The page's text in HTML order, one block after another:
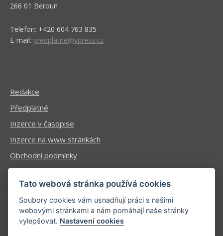
266 01 Beroun
Telefon: +420 604 763 835
E-mail: predplatne@vpress.cz
Redakce
Předplatné
Inzerce v časopise
Inzerce na www stránkách
Obchodní podmínky
Ochrana osobních údajů
Příhlášení | Registrace
Tato webová stránka používá cookies
Soubory cookies vám usnadňují práci s našimi
webovými stránkami a nám pomáhají naše stránky
vylepšovat. Nastavení cookies